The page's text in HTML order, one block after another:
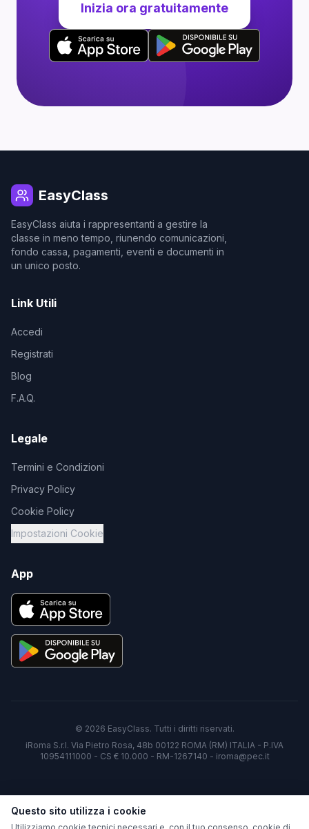
Questo sito utilizza i cookie
Inizia ora gratuitamente
EasyClass
EasyClass aiuta i rappresentanti a gestire la
classe in meno tempo, riunendo comunicazioni,
fondo cassa, pagamenti, eventi e documenti in
un unico posto.
Link Utili
Accedi
Registrati
Blog
F.A.Q.
Legale
Termini e Condizioni
Privacy Policy
Cookie Policy
Impostazioni Cookie
App
© 2026 EasyClass. Tutti i diritti riservati.
iRoma S.r.l. Via Pietro Rosa, 48b 00122 ROMA (RM) ITALIA - P.IVA
10954111000 - CS € 10.000 - RM-1267140 - iroma@pec.it